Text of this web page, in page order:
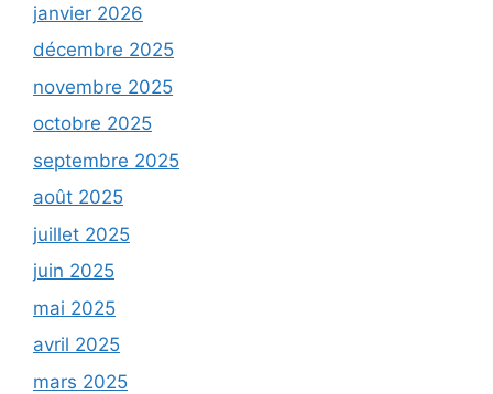
janvier 2026
décembre 2025
novembre 2025
octobre 2025
septembre 2025
août 2025
juillet 2025
juin 2025
mai 2025
avril 2025
mars 2025